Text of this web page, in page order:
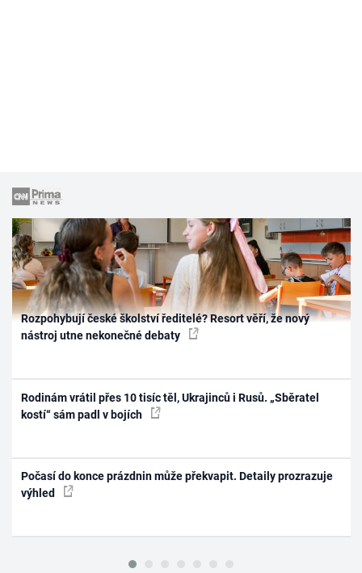
Rozpohybují české školství ředitelé? Resort věří, že nový
nástroj utne nekonečné debaty
Rodinám vrátil přes 10 tisíc těl, Ukrajinců i Rusů. „Sběratel
kostí“ sám padl v bojích
Počasí do konce prázdnin může překvapit. Detaily prozrazuje
výhled